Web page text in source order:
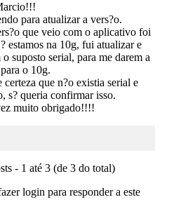
para atualizar a vers?o.
que veio com o aplicativo foi
estamos na 10g, fui atualizar e
suposto serial, para me darem a
o 10g.
certeza que n?o existia serial e
s? queria confirmar isso.
muito obrigado!!!!
- 1 até 3 (de 3 do total)
login para responder a este